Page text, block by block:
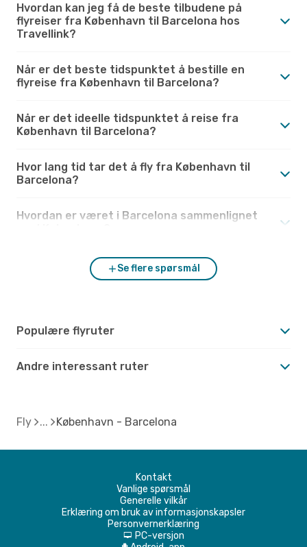
Hvordan kan jeg få de beste tilbudene på
flyreiser fra København til Barcelona hos
Travellink?
Når er det beste tidspunktet å bestille en
flyreise fra København til Barcelona?
Når er det ideelle tidspunktet å reise fra
København til Barcelona?
Hvor lang tid tar det å fly fra København til
Barcelona?
Hvordan er været i Barcelona sammenlignet
Se flere spørsmål
Populære flyruter
Andre interessant ruter
Fly København - Barcelona
Kontakt
Vanlige spørsmål
Generelle vilkår
Erklæring om bruk av informasjonskapsler
Personvernerklæring
d PC-versjon